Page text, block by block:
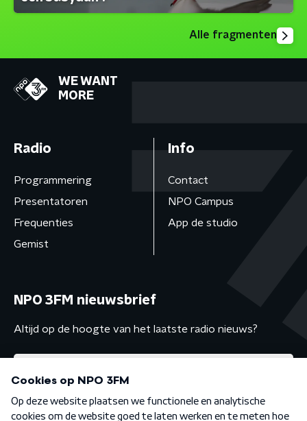
Alle fragmenten
WE WANT
MORE
Radio
Programmering
Presentatoren
Frequenties
Gemist
Info
Contact
NPO Campus
App de studio
NPO 3FM nieuwsbrief
Altijd op de hoogte van het laatste radio nieuws?